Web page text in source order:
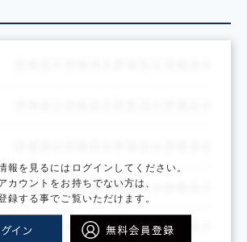
報を見るにはログインしてください。
カウントをお持ちでない方は、
録する事でご覧いただけます。